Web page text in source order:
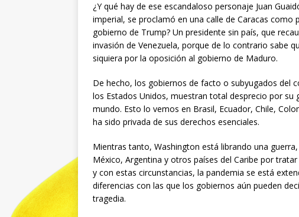
¿Y qué hay de ese escandaloso personaje Juan
imperial, se proclamó en una calle de Caracas como
gobierno de Trump? Un presidente sin país, que
invasión de Venezuela, porque de lo contrario sabe
siquiera por la oposición al gobierno de Maduro.
De hecho, los gobiernos de facto o subyugados del
los Estados Unidos, muestran total desprecio por
mundo. Esto lo vemos en Brasil, Ecuador, Chile,
ha sido privada de sus derechos esenciales.
Mientras tanto, Washington está librando una
México, Argentina y otros países del Caribe por
y con estas circunstancias, la pandemia se está
diferencias con las que los gobiernos aún pueden
tragedia.